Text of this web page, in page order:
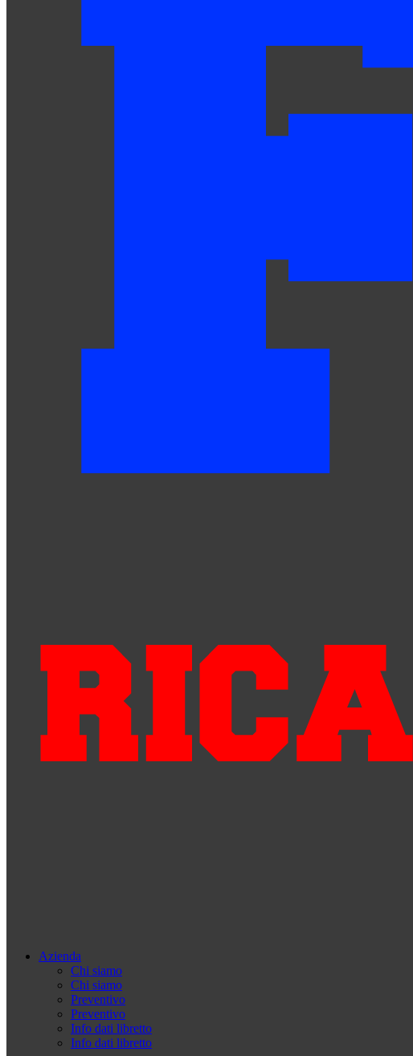
Azienda
Chi siamo
Chi siamo
Preventivo
Preventivo
Info dati libretto
Info dati libretto